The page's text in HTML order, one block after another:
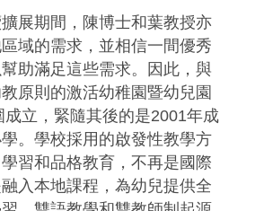
展期間，陳博士和葉教授亦
域的需求，並相信一間優秀
助滿足這些需求。因此，與
原則的激活幼稚園暨幼兒園
成立，緊隨其後的是2001年成
。學校採用的啟發性教學方
習和品格教育，不再是國際
入本地課程，為幼兒提供全